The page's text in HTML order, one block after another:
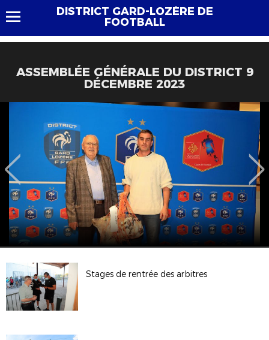
DISTRICT GARD-LOZÈRE DE
FOOTBALL
ASSEMBLÉE GÉNÉRALE DU DISTRICT 9
DÉCEMBRE 2023
Stages de rentrée des arbitres